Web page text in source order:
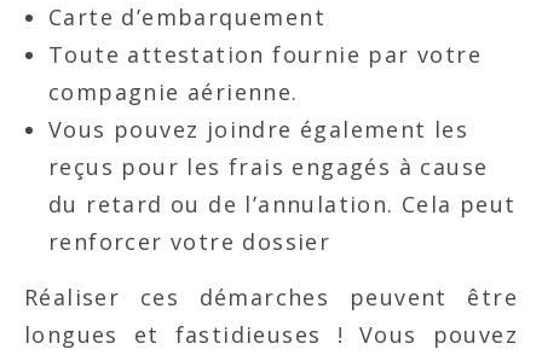
Carte d’embarquement
Toute attestation fournie par votre
compagnie aérienne.
Vous pouvez joindre également les
reçus pour les frais engagés à cause
du retard ou de l’annulation. Cela peut
renforcer votre dossier
Réaliser ces démarches peuvent être
longues et fastidieuses ! Vous pouvez